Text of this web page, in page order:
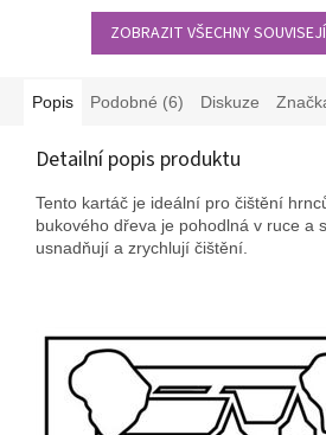
ZOBRAZIT VŠECHNY
Popis Podobné (6) Diskuze
Detailní popis produktu
Tento kartáč je ideální pro čištění
bukového dřeva je pohodlná v ruce a
usnadňují a zrychlují čištění.